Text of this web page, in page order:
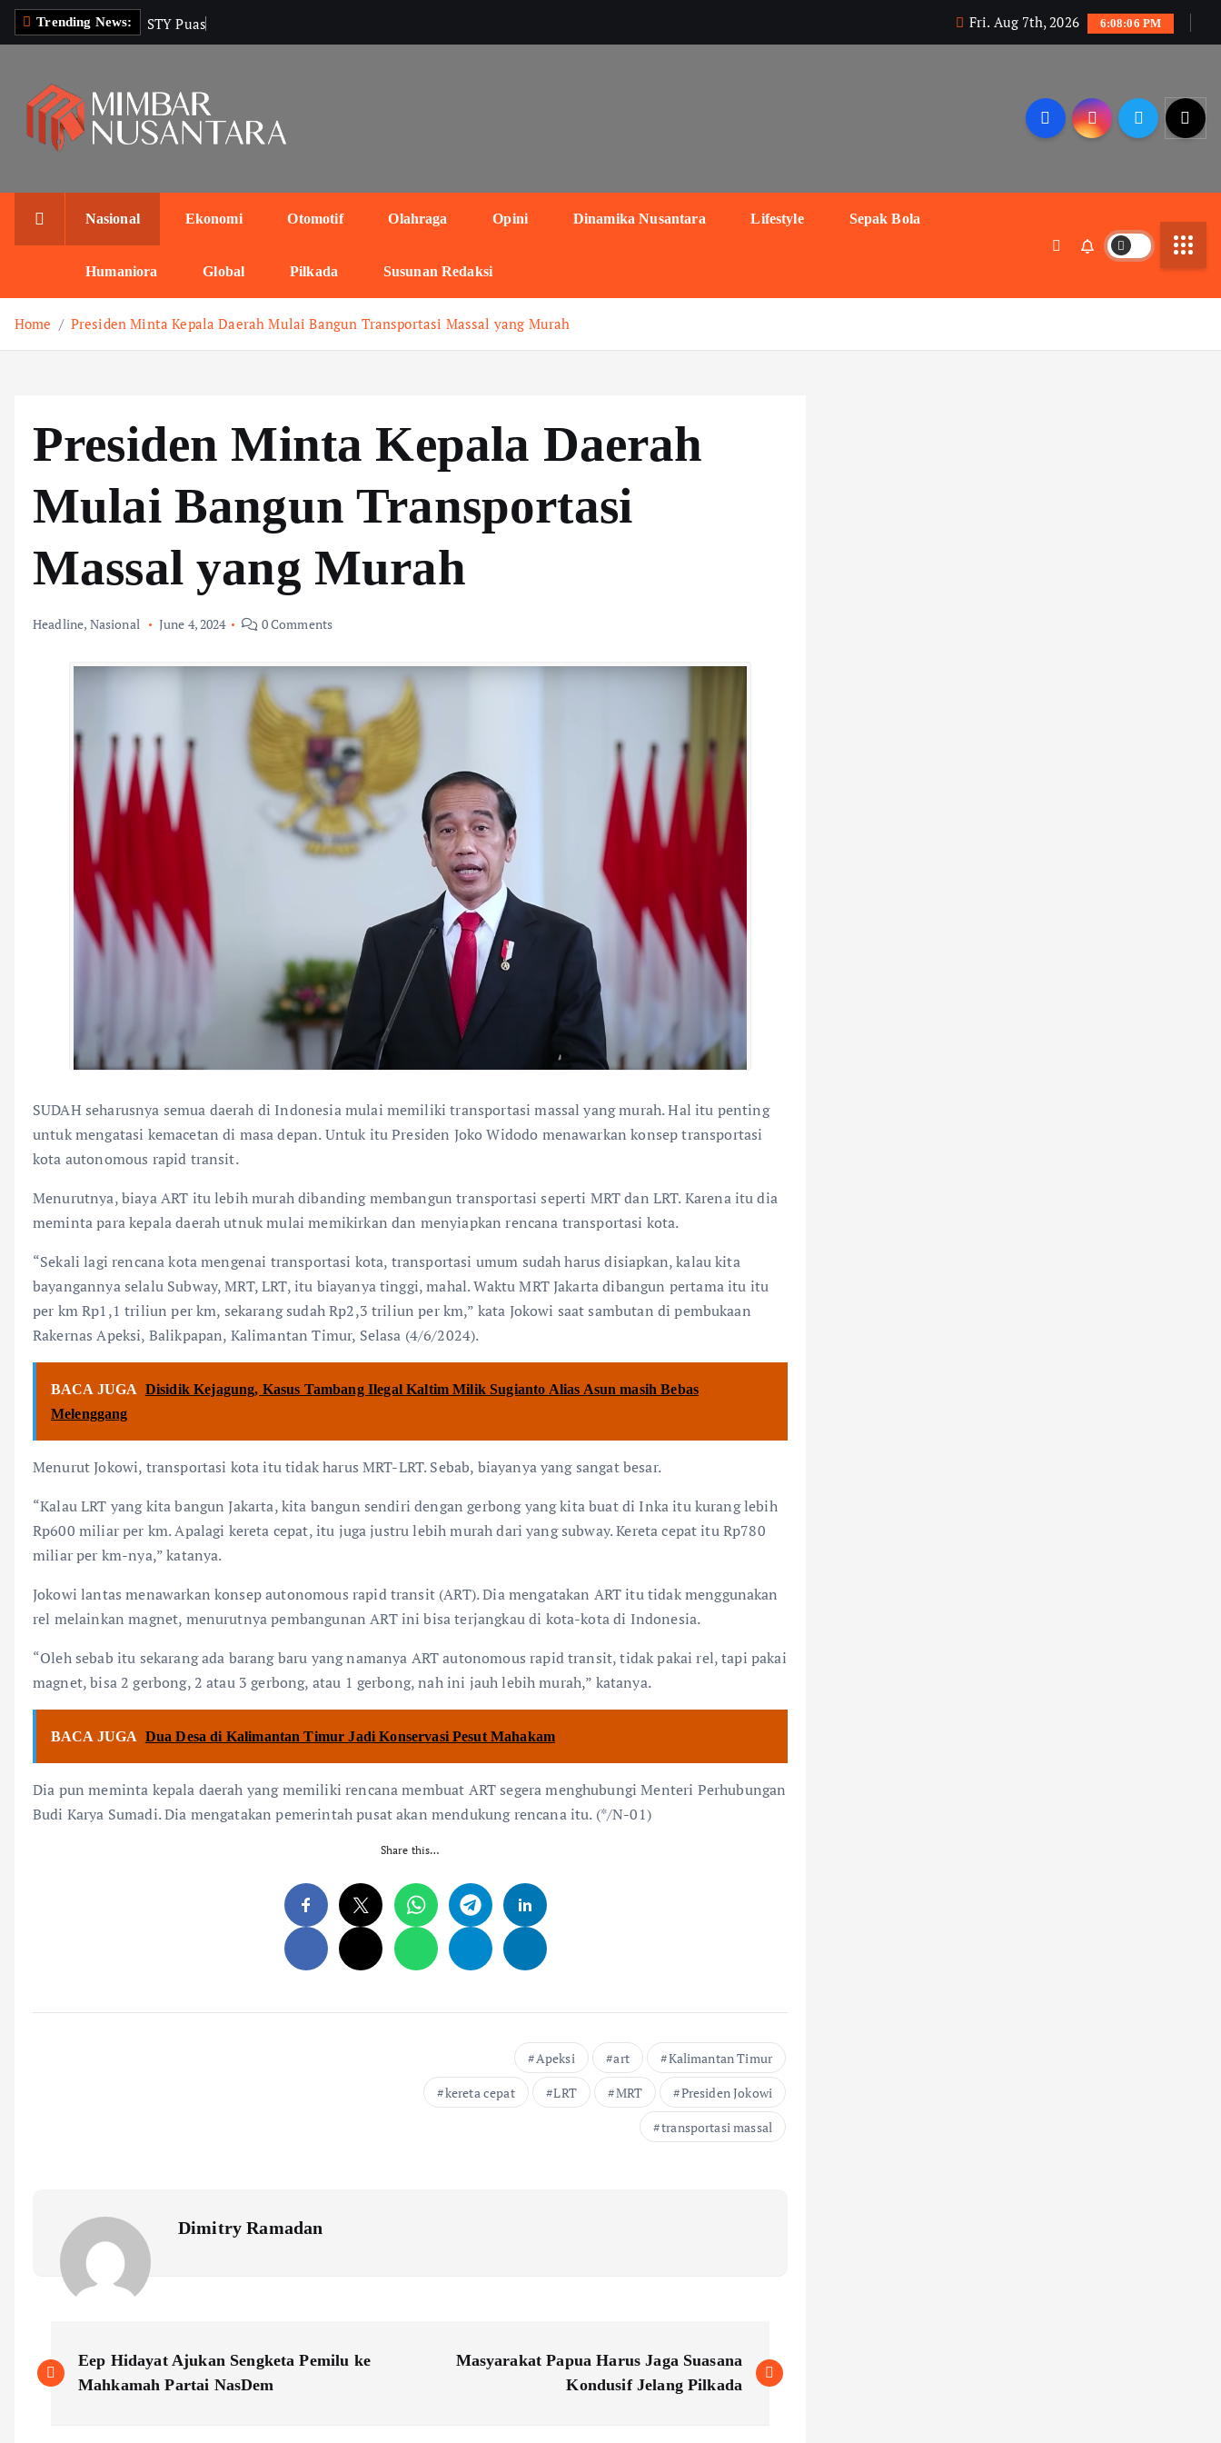
Trending News: STY Puas Fri. Aug 7th, 2026 6:08:07 PM
Nasional Ekonomi Otomotif Olahraga Opini Dinamika Nusantara Lifestyle Sepak Bola
Humaniora Global Pilkada Susunan Redaksi
Home Presiden Minta Kepala Daerah Mulai Bangun Transportasi Massal yang Murah
Presiden Minta Kepala Daerah
Mulai Bangun Transportasi
Massal yang Murah
Headline, Nasional June 4, 2024 0 Comments
SUDAH seharusnya semua daerah di Indonesia mulai memiliki transportasi massal yang murah. Hal itu penting
untuk mengatasi kemacetan di masa depan. Untuk itu Presiden Joko Widodo menawarkan konsep transportasi
kota autonomous rapid transit.
Menurutnya, biaya ART itu lebih murah dibanding membangun transportasi seperti MRT dan LRT. Karena itu dia
meminta para kepala daerah utnuk mulai memikirkan dan menyiapkan rencana transportasi kota.
“Sekali lagi rencana kota mengenai transportasi kota, transportasi umum sudah harus disiapkan, kalau kita
bayangannya selalu Subway, MRT, LRT, itu biayanya tinggi, mahal. Waktu MRT Jakarta dibangun pertama itu itu
per km Rp1,1 triliun per km, sekarang sudah Rp2,3 triliun per km,” kata Jokowi saat sambutan di pembukaan
Rakernas Apeksi, Balikpapan, Kalimantan Timur, Selasa (4/6/2024).
BACA JUGA Disidik Kejagung, Kasus Tambang Ilegal Kaltim Milik Sugianto Alias Asun masih Bebas
Melenggang
Menurut Jokowi, transportasi kota itu tidak harus MRT-LRT. Sebab, biayanya yang sangat besar.
“Kalau LRT yang kita bangun Jakarta, kita bangun sendiri dengan gerbong yang kita buat di Inka itu kurang lebih
Rp600 miliar per km. Apalagi kereta cepat, itu juga justru lebih murah dari yang subway. Kereta cepat itu Rp780
miliar per km-nya,” katanya.
Jokowi lantas menawarkan konsep autonomous rapid transit (ART). Dia mengatakan ART itu tidak menggunakan
rel melainkan magnet, menurutnya pembangunan ART ini bisa terjangkau di kota-kota di Indonesia.
“Oleh sebab itu sekarang ada barang baru yang namanya ART autonomous rapid transit, tidak pakai rel, tapi pakai
magnet, bisa 2 gerbong, 2 atau 3 gerbong, atau 1 gerbong, nah ini jauh lebih murah,” katanya.
BACA JUGA Dua Desa di Kalimantan Timur Jadi Konservasi Pesut Mahakam
Dia pun meminta kepala daerah yang memiliki rencana membuat ART segera menghubungi Menteri Perhubungan
Budi Karya Sumadi. Dia mengatakan pemerintah pusat akan mendukung rencana itu. (*/N-01)
Share this…
Apeksi art
Kalimantan Timur
kereta cepat
LRT MRT
Presiden Jokowi
transportasi massal
Dimitry Ramadan
o
Eep Hidayat Ajukan Sengketa Pemilu ke
Mahkamah Partai NasDem
Masyarakat Papua Harus Jaga Suasana
Kondusif Jelang Pilkada